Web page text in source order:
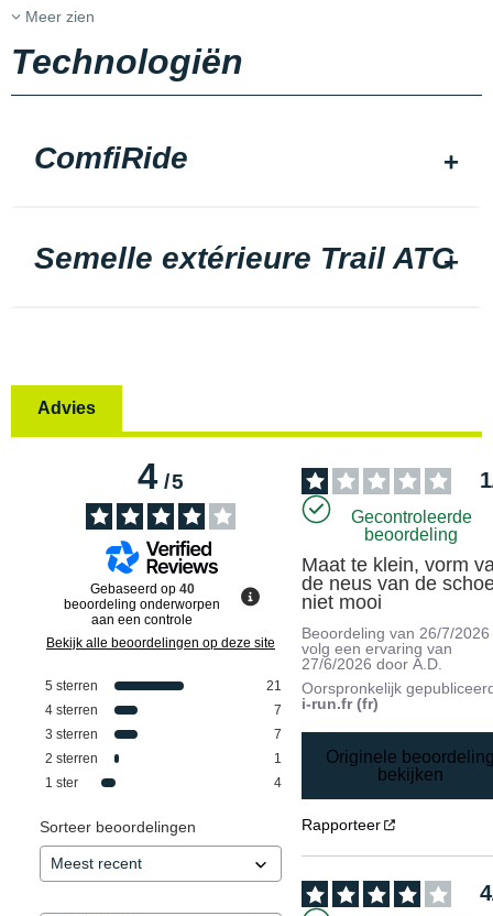
Meer zien
Technologiën
ComfiRide
Semelle extérieure Trail ATC
Advies
4/5
Gebaseerd op 40
beoordeling onderworpen
aan een controle
Bekijk alle beoordelingen op deze site
5 sterren
21
4 sterren
7
3 sterren
7
2 sterren
1
1 ster 4
Sorteer beoordelingen
1
Gecontroleerde
beoordeling
Maat te klein, vorm
de neus van de
niet mooi
Beoordeling van 26/7/2026
volg een ervaring van
27/6/2026 doorA.D.
Oorspronkelijk
i-run.fr (fr)
Originele
bekijken
Rapporteer
4